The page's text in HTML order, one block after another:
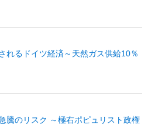
れるドイツ経済～天然ガス供給10％
騰のリスク ～極右ポピュリスト政権